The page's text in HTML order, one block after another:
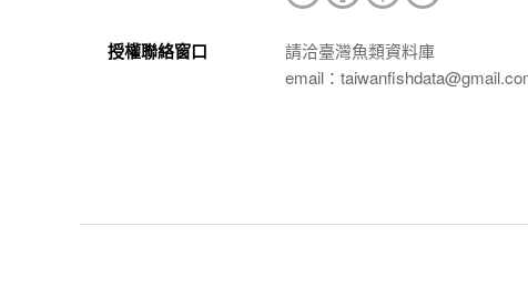
授權聯絡窗口
請洽臺灣魚類資料庫
email：